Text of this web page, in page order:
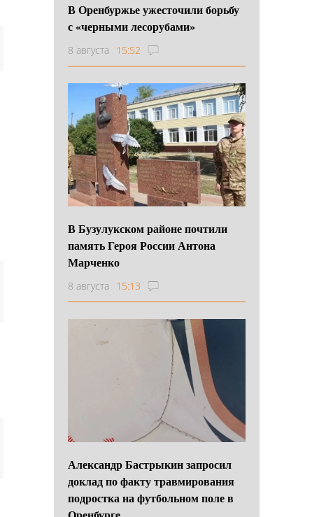
В Оренбуржье ужесточили борьбу
с «черными лесорубами»
8 августа 15:52
В Бузулукском районе почтили
память Героя России Антона
Марченко
8 августа 15:13
Александр Бастрыкин запросил
доклад по факту травмирования
подростка на футбольном поле в